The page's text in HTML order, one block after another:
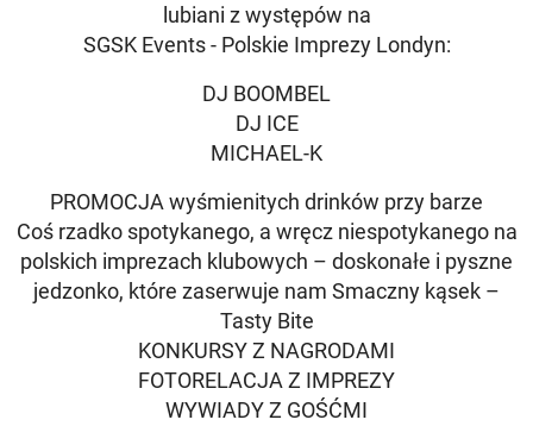
lubiani z występów na
SGSK Events - Polskie Imprezy Londyn:
DJ BOOMBEL
DJ ICE
MICHAEL-K
PROMOCJA wyśmienitych drinków przy barze
Coś rzadko spotykanego, a wręcz niespotykanego na
polskich imprezach klubowych – doskonałe i pyszne
jedzonko, które zaserwuje nam Smaczny kąsek –
Tasty Bite
KONKURSY Z NAGRODAMI
FOTORELACJA Z IMPREZY
WYWIADY Z GOŚĆMI